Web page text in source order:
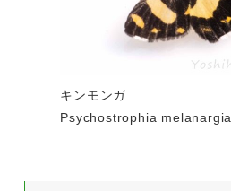
キンモンガ
Psychostrophia melanargia